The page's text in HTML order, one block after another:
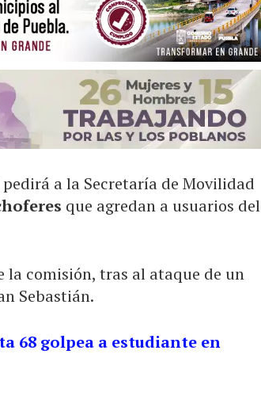
a la Secretaría de Movilidad
que agredan a usuarios del
la comisión, tras al ataque de un
Sebastián.
68 golpea a estudiante en